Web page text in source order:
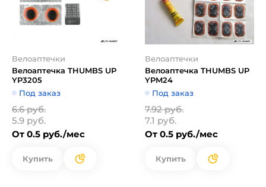
Велоаптечки
Велоаптечка THUMBS UP
YP3205
Под заказ
6.6 руб.
5.9 руб.
От 0.5 руб./мес
Купить
Велоаптечки
Велоаптечка THUMBS UP
YPM24
Под заказ
7.92 руб.
7.1 руб.
От 0.5 руб./мес
Купить